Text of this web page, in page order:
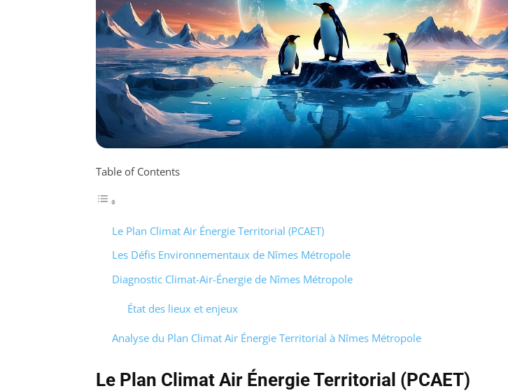
Table of Contents
Le Plan Climat Air Énergie Territorial (PCAET)
Les Défis Environnementaux de Nîmes Métropole
Diagnostic Climat-Air-Énergie de Nîmes Métropole
État des lieux et enjeux
Analyse du Plan Climat Air Énergie Territorial à Nîmes Métropole
Le Plan Climat Air Énergie Territorial (PCAET)